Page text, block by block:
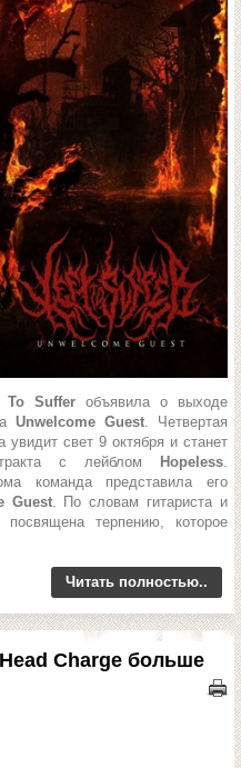
To Suffer объявила о выходе
Unwelcome Guest. Четвертая
увидит свет 9 октября и станет
с лейблом
Hopeless.
команда представила его
Guest. По словам гитариста и
терпению, которое
Читать полностью..
Charge больше